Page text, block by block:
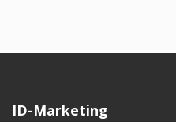
ID-Marketing